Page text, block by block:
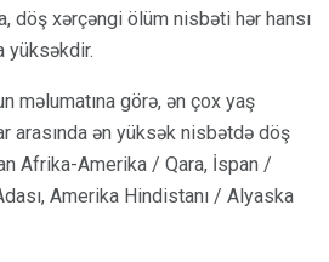
döş xərçəngi ölüm nisbəti hər hansı
yüksəkdir.
məlumatına görə, ən çox yaş
arasında ən yüksək nisbətdə döş
Afrika-Amerika / Qara, İspan /
Amerika Hindistanı / Alyaska